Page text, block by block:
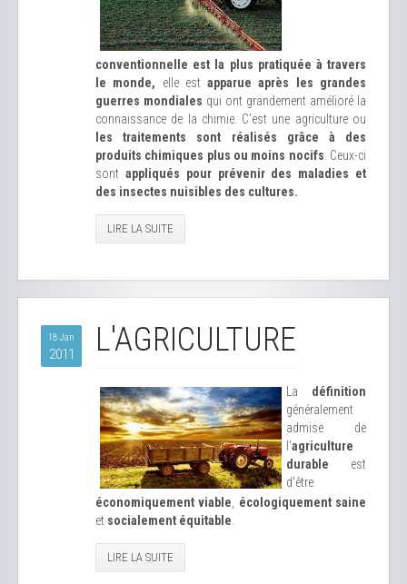
conventionnelle est la plus pratiquée à travers
le monde, elle estapparue après les grandes
guerres mondiales qui ont grandement amélioré la
connaissance de la chimie. C'est une agriculture ou
les traitements sont réalisés grâce à des
produits chimiques plus ou moins nocifs . Ceux-ci
sont appliqués pour prévenir des maladies et
des insectes nuisibles des cultures.
LIRE LA SUITE
18 Jan
2011 L'AGRICULTURE
La définition
généralement
admise de
l'agriculture
durable est
d'être
économiquement viable
écologiquement saine
et socialement équitable
LIRE LA SUITE